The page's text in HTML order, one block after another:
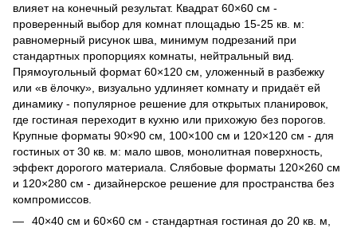
влияет на конечный результат. Квадрат 60×60 см -
проверенный выбор для комнат площадью 15-25 кв. м:
равномерный рисунок шва, минимум подрезаний при
стандартных пропорциях комнаты, нейтральный вид.
Прямоугольный формат 60×120 см, уложенный в разбежку
или «в ёлочку», визуально удлиняет комнату и придаёт ей
динамику - популярное решение для открытых планировок,
где гостиная переходит в кухню или прихожую без порогов.
Крупные форматы 90×90 см, 100×100 см и 120×120 см - для
гостиных от 30 кв. м: мало швов, монолитная поверхность,
эффект дорогого материала. Слябовые форматы 120×260 см
и 120×280 см - дизайнерское решение для пространства без
компромиссов.
40×40 см и 60×60 см - стандартная гостиная до 20 кв. м,